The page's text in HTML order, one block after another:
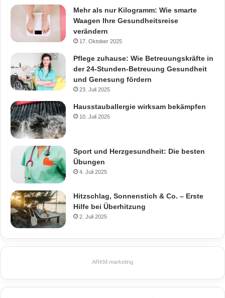
Mehr als nur Kilogramm: Wie smarte
Waagen Ihre Gesundheitsreise
verändern
17. Oktober 2025
Pflege zuhause: Wie Betreuungskräfte in
der 24-Stunden-Betreuung Gesundheit
und Genesung fördern
23. Juli 2025
Hausstauballergie wirksam bekämpfen
10. Juli 2025
Sport und Herzgesundheit: Die besten
Übungen
4. Juli 2025
Hitzschlag, Sonnenstich & Co. – Erste
Hilfe bei Überhitzung
2. Juli 2025
ARKM.marketing